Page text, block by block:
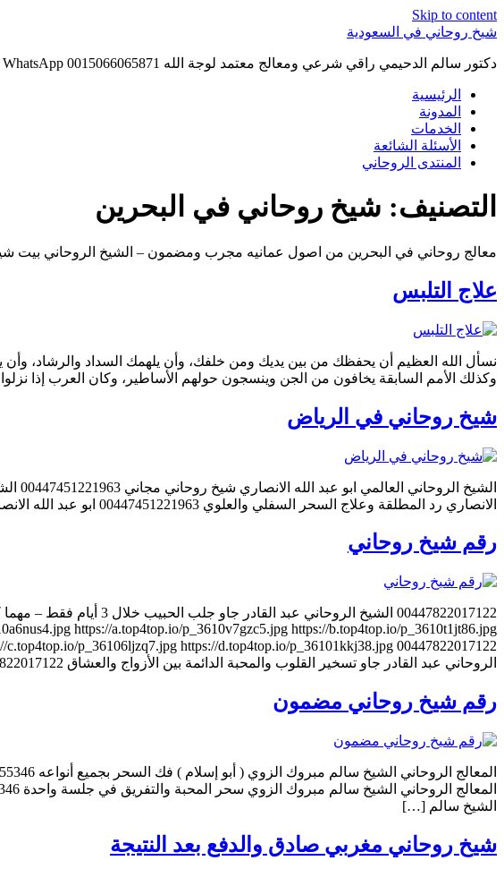
Skip to content
شيخ روحاني في السعودية
دكتور سالم الدحيمي راقي شرعي ومعالج معتمد لوجة الله 0015066065871 WhatsApp | واتس آب .
الرئيسية
المدونة
الخدمات
الأسئلة الشائعة
المنتدى الروحاني
التصنيف: شيخ روحاني في البحرين
معالج روحاني في البحرين من اصول عمانيه مجرب ومضمون – الشيخ الروحاني بيت
علاج التلبس
نسأل الله العظيم أن يحفظك من بين يديك ومن خلفك، وأن يلهمك السداد والرشاد،
وكذلك الأمم السابقة يخافون من الجن وينسجون حولهم الأساطير، وكان العرب إذا
شيخ روحاني في الرياض
الانصاري رد المطلقة وعلاج السحر السفلي والعلوي 00447451221963 ابو عبد الله الانصاري الشيخ الروحاني جلب الحبيب وفك السحر السفلي والعلوي ورد المطلقة 00447451221963 الشيخ, الروحاني, ابو […]
رقم شيخ روحاني
https://a.top4top.io/p_3610v7gzc5.jpg https://b.top4top.io/p_3610t1jt86.jpg
الروحاني عبد القادر جاو تسخير القلوب والمحبة الدائمة بين الأزواج والعشاق 00447822017122 […]
رقم شيخ روحاني مضمون
الشيخ سالم […]
شيخ روحاني مغربي صادق والدفع بعد النتيجة